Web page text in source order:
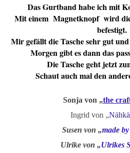
Das Gurtband habe ich mit
Mit einem Magnetknopf wird die
befestigt.
Mir gefällt die Tasche sehr gut
Morgen gibt es dann das
Die Tasche geht jetzt
Schaut auch mal den
Sonja von „the
Ingrid von „
Susen von „made
Ulrike von „Ulrikes